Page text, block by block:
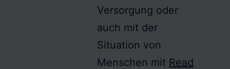
Versorgung oder
auch mit der
Situation von
Menschen mit Read